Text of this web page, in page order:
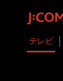
テレビ